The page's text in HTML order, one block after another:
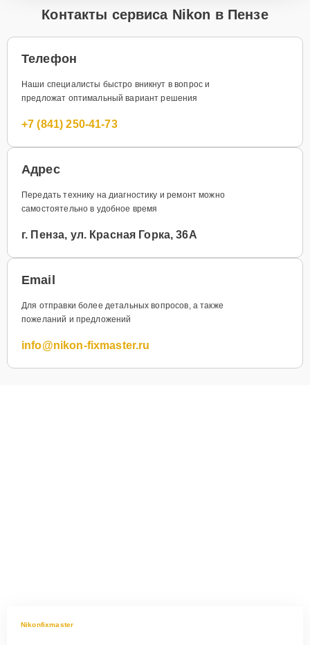
Контакты сервиса Nikon в Пензе
Телефон
Наши специалисты быстро вникнут в вопрос и
предложат оптимальный вариант решения
+7 (841) 250-41-73
Адрес
Передать технику на диагностику и ремонт можно
самостоятельно в удобное время
г. Пенза, ул. Красная Горка, 36А
Email
Для отправки более детальных вопросов, а также
пожеланий и предложений
info@nikon-fixmaster.ru
Nikonfixmaster